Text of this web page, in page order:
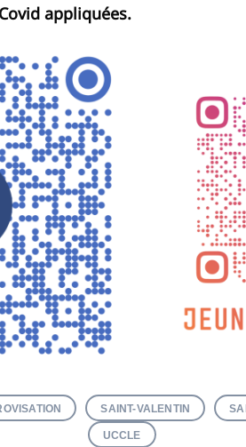
appliquées.
SAINT-VALENTIN
UCCLE